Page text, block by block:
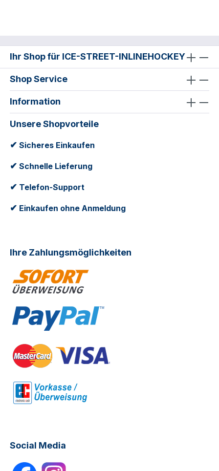
Ihr Shop für ICE-STREET-INLINEHOCKEY
Shop Service
Information
Unsere Shopvorteile
✔ Sicheres Einkaufen
✔ Schnelle Lieferung
✔ Telefon-Support
✔ Einkaufen ohne Anmeldung
Ihre Zahlungsmöglichkeiten
Social Media